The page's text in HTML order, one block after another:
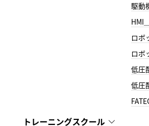
駆動
HMI
ロボ
ロボ
低圧
低圧
トレーニングスクール